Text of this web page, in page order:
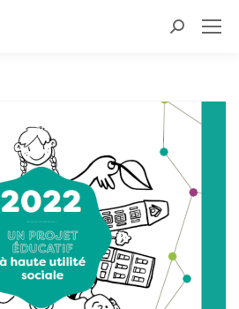
Recherche